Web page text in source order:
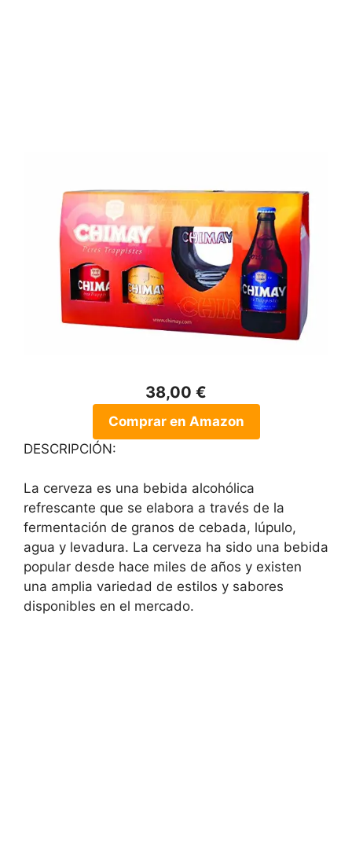
38,00 €
Comprar en Amazon
DESCRIPCIÓN:
La cerveza es una bebida alcohólica
refrescante que se elabora a través de la
fermentación de granos de cebada, lúpulo,
agua y levadura. La cerveza ha sido una bebida
popular desde hace miles de años y existen
una amplia variedad de estilos y sabores
disponibles en el mercado.